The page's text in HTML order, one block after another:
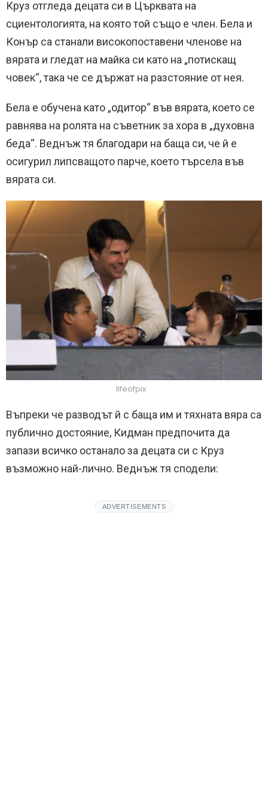
Круз отгледа децата си в Църквата на
сциентологията, на която той също е член. Бела и
Конър са станали високопоставени членове на
вярата и гледат на майка си като на „потискащ
човек“, така че се държат на разстояние от нея.
Бела е обучена като „одитор“ във вярата, което се
равнява на ролята на съветник за хора в „духовна
беда“. Веднъж тя благодари на баща си, че й е
осигурил липсващото парче, което търсела във
вярата си.
lifeofpix
Въпреки че разводът й с баща им и тяхната вяра са
публично достояние, Кидман предпочита да
запази всичко останало за децата си с Круз
възможно най-лично. Веднъж тя сподели:
ADVERTISEMENTS